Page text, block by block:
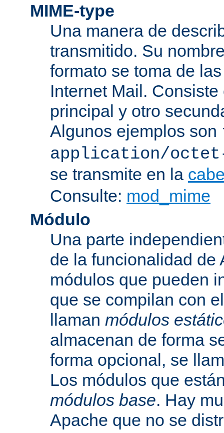
MIME-type
Una manera de
transmitido. Su
formato se toma de
Internet Mail.
principal y otro
Algunos ejemplos son
application/
se transmite en la
Consulte: mod_mime
Módulo
Una parte
de la funcionalidad de
módulos que pueden
que se compilan con
llaman módulos
almacenan de forma
forma opcional, se
Los módulos que
módulos base. Hay
Apache que no se